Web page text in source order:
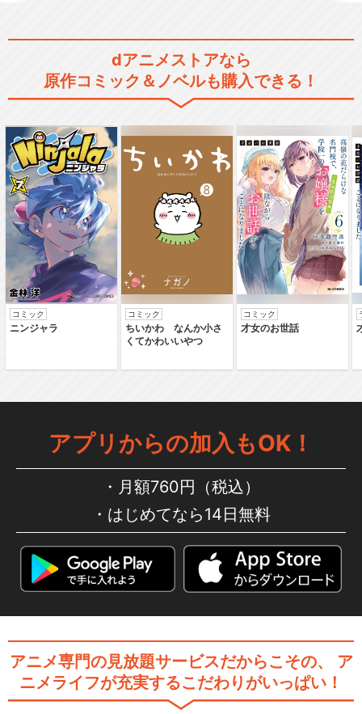
dアニメストアなら
原作コミック＆ノベルも購入できる！
コミック
ニンジャラ
コミック
ちいかわ なんか小さ
くてかわいいやつ
コミック
才女のお世話
アプリからの加入もOK！
月額760円（税込）
はじめてなら14日無料
アニメ専門の見放題サービスだからこその、
ア
ニメライフが充実するこだわりがいっぱい！